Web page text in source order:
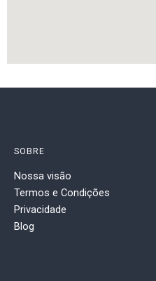
SOBRE
Nossa visão
Termos e Condições
Privacidade
Blog